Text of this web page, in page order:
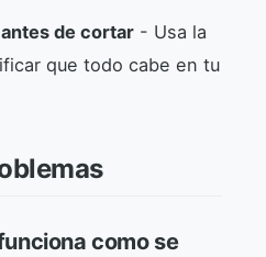
de cortar - Usa la
que todo cabe en tu
como se